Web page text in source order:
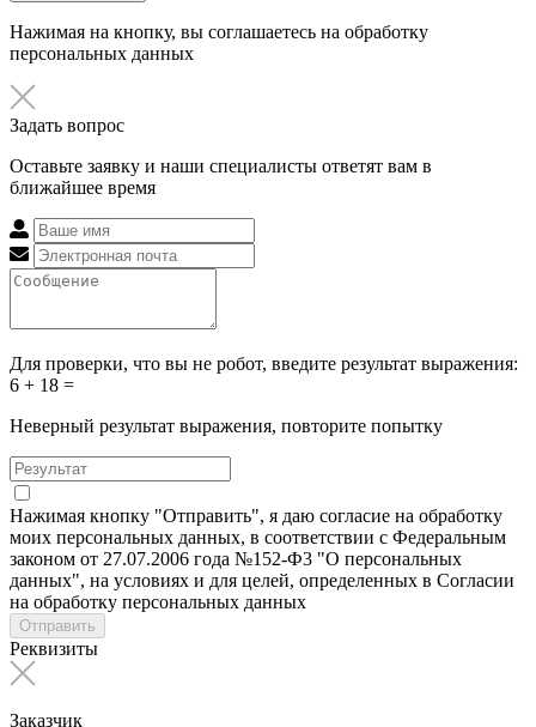
Нажимая на кнопку, вы соглашаетесь на обработку
персональных данных
Задать вопрос
Оставьте заявку и наши специалисты ответят вам в
ближайшее время
Для проверки, что вы не робот, введите результат выражения:
6 + 18 =
Неверный результат выражения, повторите попытку
Нажимая кнопку "Отправить", я даю согласие на обработку
моих персональных данных, в соответствии с Федеральным
законом от 27.07.2006 года №152-Ф3 "О персональных
данных", на условиях и для целей, определенных в Согласии
на обработку персональных данных
Отправить
Реквизиты
Заказчик